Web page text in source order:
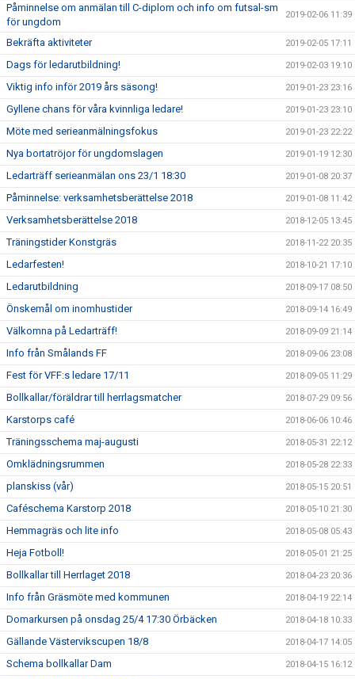
Påminnelse om anmälan till C-diplom och info om futsal-sm
för ungdom
2019-02-06 11:39
Bekräfta aktiviteter 2019-02-05 17:11
Dags för ledarutbildning! 2019-02-03 19:10
Viktig info inför 2019 års säsong! 2019-01-23 23:16
Gyllene chans för våra kvinnliga ledare! 2019-01-23 23:10
Möte med serieanmälningsfokus 2019-01-23 22:22
Nya bortatröjor för ungdomslagen 2019-01-19 12:30
Ledarträff serieanmälan ons 23/1 18:30 2019-01-08 20:37
Påminnelse: verksamhetsberättelse 2018 2019-01-08 11:42
Verksamhetsberättelse 2018 2018-12-05 13:45
Träningstider Konstgräs 2018-11-22 20:35
Ledarfesten! 2018-10-21 17:10
Ledarutbildning 2018-09-17 08:50
Önskemål om inomhustider 2018-09-14 16:49
Välkomna på Ledarträff! 2018-09-09 21:14
Info från Smålands FF 2018-09-06 23:08
Fest för VFF:s ledare 17/11 2018-09-05 11:29
Bollkallar/föräldrar till herrlagsmatcher 2018-07-29 09:56
Karstorps café 2018-06-06 10:46
Träningsschema maj-augusti 2018-05-31 22:12
Omklädningsrummen 2018-05-28 22:33
planskiss (vår) 2018-05-15 20:51
Caféschema Karstorp 2018 2018-05-10 21:30
Hemmagräs och lite info 2018-05-08 05:43
Heja Fotboll! 2018-05-01 21:25
Bollkallar till Herrlaget 2018 2018-04-23 20:36
Info från Gräsmöte med kommunen 2018-04-19 22:14
Domarkursen på onsdag 25/4 17:30 Örbäcken 2018-04-18 10:33
Gällande Västervikscupen 18/8 2018-04-17 14:05
Schema bollkallar Dam 2018-04-15 16:12